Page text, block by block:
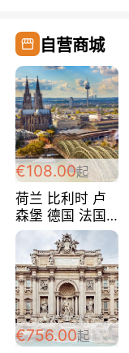
自营商城
€108.00起
荷兰 比利时 卢
森堡 德国 法国
超爽玩遍西欧 循
环线 全程四星宾
馆 108欧/人/天
€756.00起